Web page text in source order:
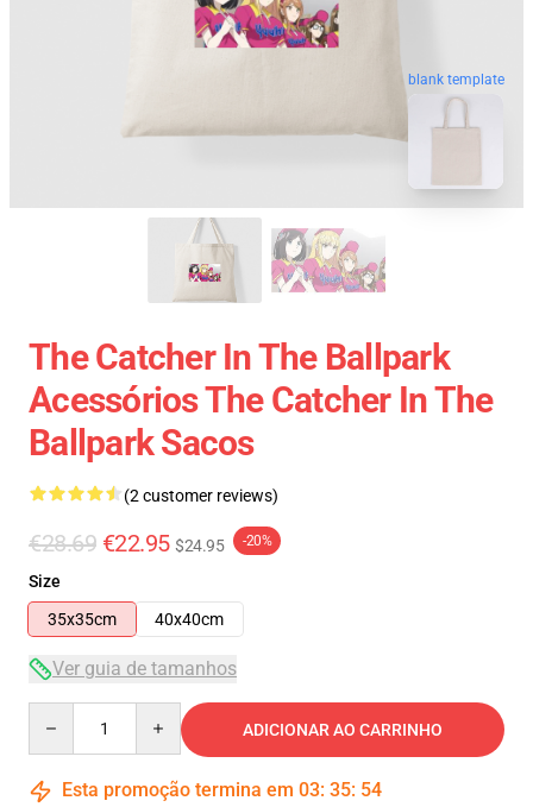
blank template
The Catcher In The Ballpark
Acessórios The Catcher In The
Ballpark Sacos
(2 customer reviews)
€28.69 €22.95 $24.95 -20%
Size
35x35cm
40x40cm
Ver guia de tamanhos
ADICIONAR AO CARRINHO
Esta promoção termina em 03: 35: 54